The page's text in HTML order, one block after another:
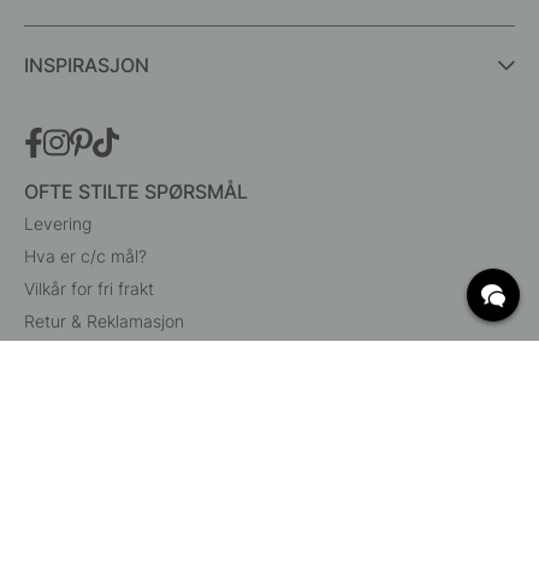
INSPIRASJON
OFTE STILTE SPØRSMÅL
Levering
Hva er c/c mål?
Vilkår for fri frakt
Retur & Reklamasjon